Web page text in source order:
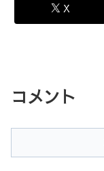
X
コメント